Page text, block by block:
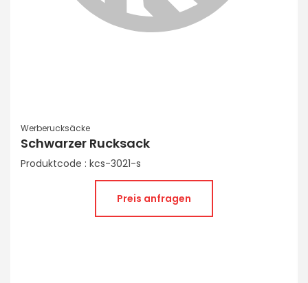
Werberucksäcke
Schwarzer Rucksack
Produktcode : kcs-3021-s
Preis anfragen